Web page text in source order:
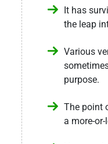
It has
the leap
Various
purpose.
The point
a more-